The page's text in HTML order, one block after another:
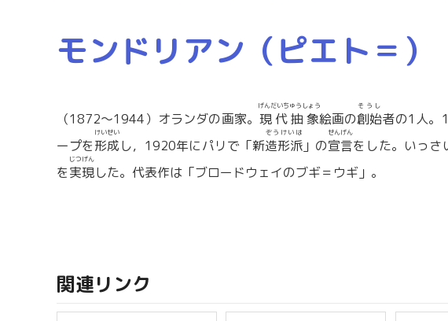
モンドリアン（ピエト＝）
（1872〜1944）オランダの画家。 現代抽象
げんだいちゅうしょう
絵画の創始
そうし
者の1人。
ープを形成
けいせい
し，1920年にパリで「新造形派
ぞうけいは
」の宣言
せんげん
をした。いっさ
を実現
じつげん
した。代表作は「ブロードウェイのブギ＝ウギ」。
関連リンク